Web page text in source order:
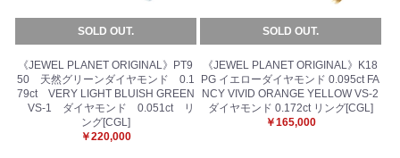
SOLD OUT.
《JEWEL PLANET ORIGINAL》PT9
50 天然グリーンダイヤモンド 0.1
79ct VERY LIGHT BLUISH GREEN
VS-1 ダイヤモンド 0.051ct リ
ング[CGL]
￥220,000
SOLD OUT.
《JEWEL PLANET ORIGINAL》K18
PG イエローダイヤモンド 0.095ct FA
NCY VIVID ORANGE YELLOW VS-2
ダイヤモンド 0.172ct リング[CGL]
￥165,000